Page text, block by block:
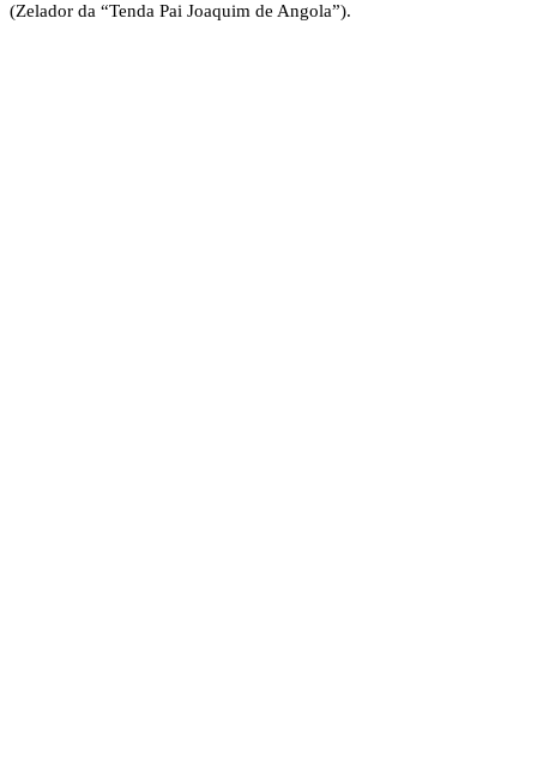
(Zelador da “Tenda Pai Joaquim de Angola”).